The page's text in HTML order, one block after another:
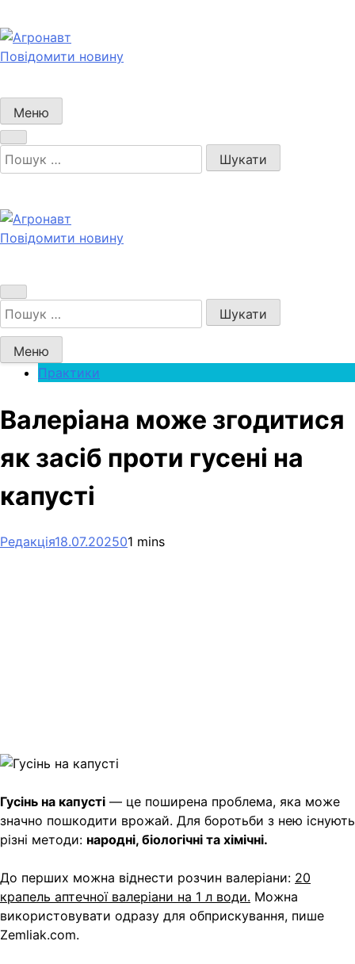
до
вмісту
Новини українського агробізнесу
Повідомити новину
Меню
Пошук:
Агронавт
Новини українського агробізнесу
Повідомити новину
Пошук:
Меню
Практики
Валеріана може згодитися
як засіб проти гусені на
капусті
Редакція18.07.202501 mins
Link
Print
Гусінь на капусті — це поширена проблема, яка може
значно пошкодити врожай. Для боротьби з нею існують
різні методи: народні, біологічні та хімічні.
До перших можна віднести розчин валеріани: 20
крапель аптечної валеріани на 1 л води. Можна
використовувати одразу для обприскування, пише
Zemliak.com.